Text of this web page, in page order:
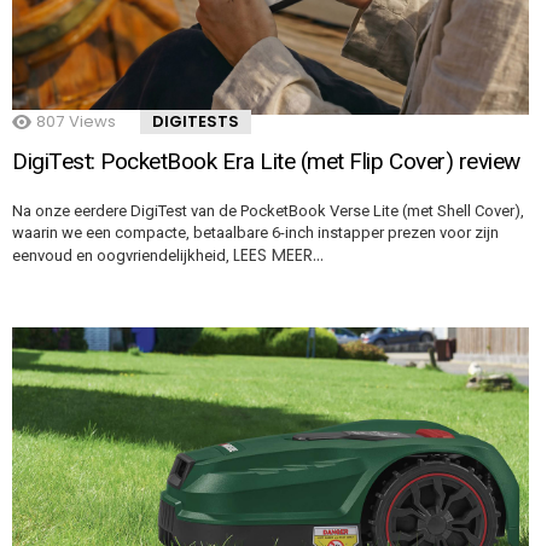
807 Views DIGITESTS
DigiTest: PocketBook Era Lite (met Flip Cover) review
Na onze eerdere DigiTest van de PocketBook Verse Lite (met Shell Cover),
waarin we een compacte, betaalbare 6-inch instapper prezen voor zijn
eenvoud en oogvriendelijkheid, LEES MEER…